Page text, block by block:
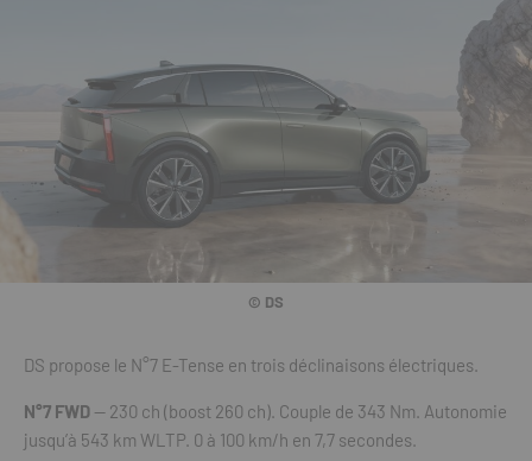
© DS
DS propose le N°7 E-Tense en trois déclinaisons électriques.
N°7 FWD — 230 ch (boost 260 ch). Couple de 343 Nm. Autonomie
jusqu’à 543 km WLTP. 0 à 100 km/h en 7,7 secondes.